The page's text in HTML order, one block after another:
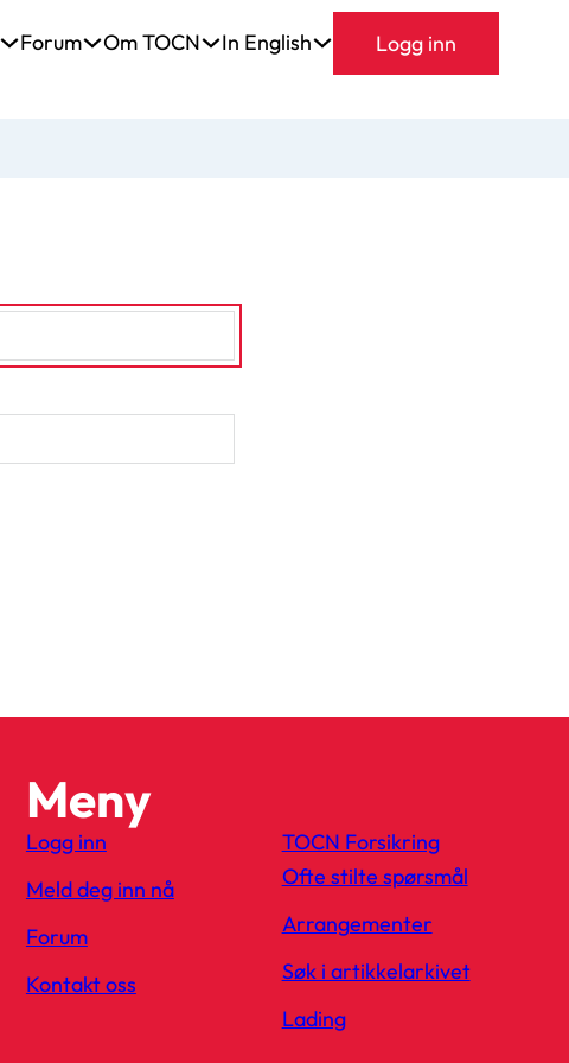
Forum Om TOCN In English Logg inn
Meny
Logg inn
Meld deg inn nå
Forum
Kontakt oss
TOCN Forsikring
Ofte stilte spørsmål
Arrangementer
Søk i artikkelarkivet
Lading